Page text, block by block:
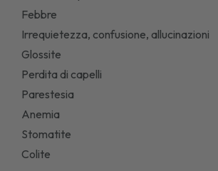
Febbre
Irrequietezza, confusione, allucinazioni
Glossite
Perdita di capelli
Parestesia
Anemia
Stomatite
Colite